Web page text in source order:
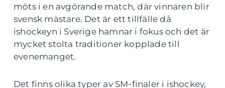
möts i en avgörande match, där vinnaren blir
svensk mästare. Det är ett tillfälle då
ishockeyn i Sverige hamnar i fokus och det är
mycket stolta traditioner kopplade till
evenemanget.
Det finns olika typer av SM-finaler i ishockey,